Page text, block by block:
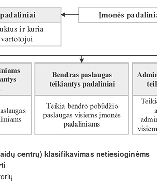
centrų) klasifikavimas netiesioginėms